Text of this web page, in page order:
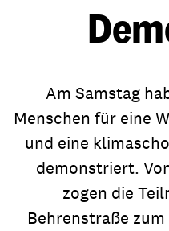
Am Samstag
Menschen für eine
und eine
demonstriert.
zogen die
Behrenstraße